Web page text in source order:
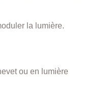
la lumière.
ou en lumière